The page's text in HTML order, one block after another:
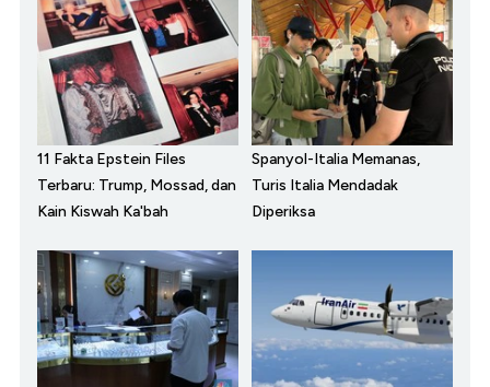
11 Fakta Epstein Files
Terbaru: Trump, Mossad, dan
Kain Kiswah Ka'bah
Spanyol-Italia Memanas,
Turis Italia Mendadak
Diperiksa